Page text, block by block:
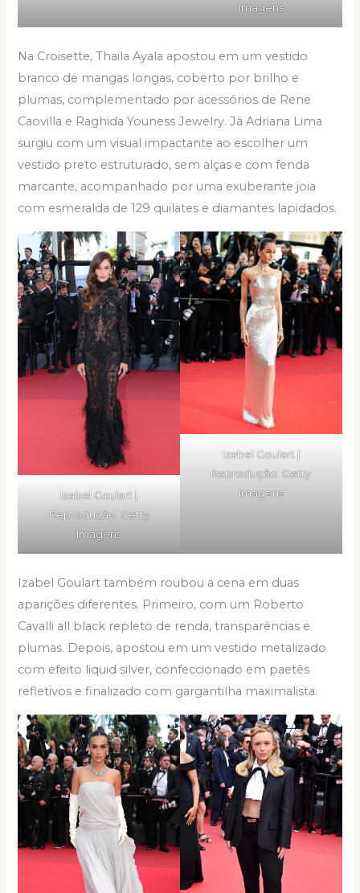
Imagens
Na Croisette, Thaila Ayala apostou em um vestido
branco de mangas longas, coberto por brilho e
plumas, complementado por acessórios de Rene
Caovilla e Raghida Youness Jewelry. Já Adriana Lima
surgiu com um visual impactante ao escolher um
vestido preto estruturado, sem alças e com fenda
marcante, acompanhado por uma exuberante joia
com esmeralda de 129 quilates e diamantes lapidados.
Izabel Goulart |
Reprodução: Getty
Imagens
Izabel Goulart |
Reprodução: Getty
Imagens
Izabel Goulart também roubou a cena em duas
aparições diferentes. Primeiro, com um Roberto
Cavalli all black repleto de renda, transparências e
plumas. Depois, apostou em um vestido metalizado
com efeito liquid silver, confeccionado em paetês
refletivos e finalizado com gargantilha maximalista.